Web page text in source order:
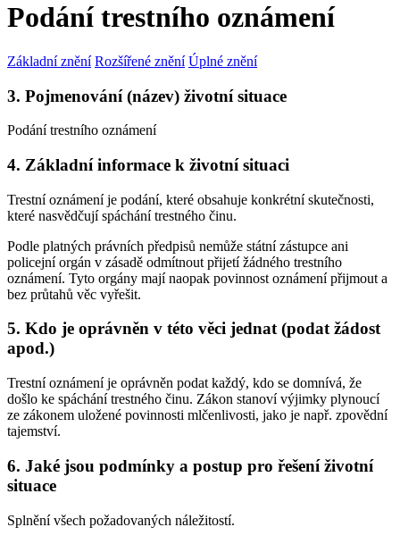
Podání trestního oznámení
Základní znění Rozšířené znění Úplné znění
3. Pojmenování (název) životní situace
Podání trestního oznámení
4. Základní informace k životní situaci
Trestní oznámení je podání, které obsahuje konkrétní skutečnosti,
které nasvědčují spáchání trestného činu.
Podle platných právních předpisů nemůže státní zástupce ani
policejní orgán v zásadě odmítnout přijetí žádného trestního
oznámení. Tyto orgány mají naopak povinnost oznámení přijmout a
bez průtahů věc vyřešit.
5. Kdo je oprávněn v této věci jednat (podat žádost
apod.)
Trestní oznámení je oprávněn podat každý, kdo se domnívá, že
došlo ke spáchání trestného činu. Zákon stanoví výjimky plynoucí
ze zákonem uložené povinnosti mlčenlivosti, jako je např. zpovědní
tajemství.
6. Jaké jsou podmínky a postup pro řešení životní
situace
Splnění všech požadovaných náležitostí.